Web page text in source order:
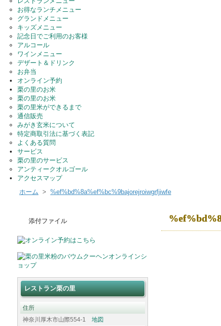
お得なランチメニュー
グランドメニュー
キッズメニュー
記念日でご利用のお客様
アルコール
ワインメニュー
デザート＆ドリンク
お弁当
オンライン予約
栗の里のお米
栗の里のお米
栗の里米ができるまで
通信販売
みがき玄米について
特定商取引法に基づく表記
よくある質問
サービス
栗の里のサービス
アンティークオルゴール
アクセスマップ
ホーム > %ef%bd%8a%ef%bc%9bajorejroiwgrfjiwfe
添付ファイル
レストラン栗の里
住所
神奈川厚木市山際554-1 地図